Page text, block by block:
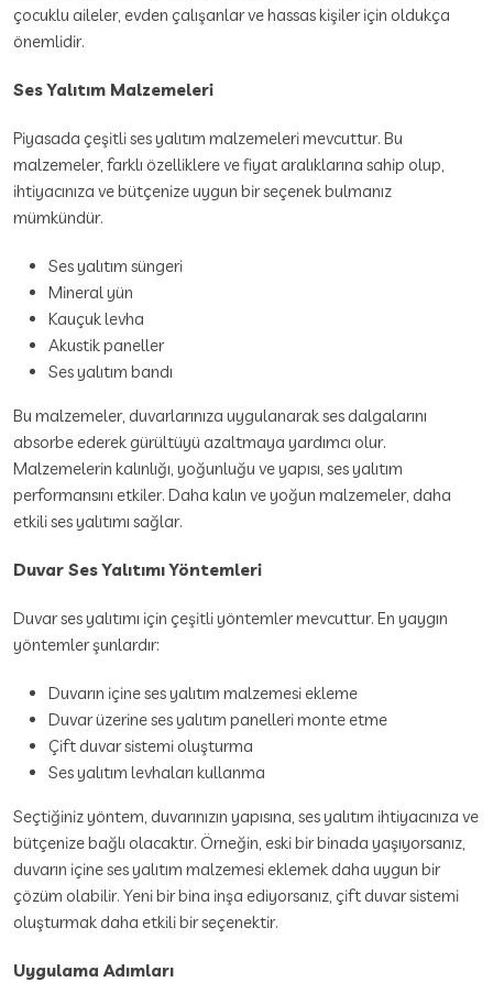
çocuklu aileler, evden çalışanlar ve hassas kişiler için oldukça
önemlidir.
Ses Yalıtım Malzemeleri
Piyasada çeşitli ses yalıtım malzemeleri mevcuttur. Bu
malzemeler, farklı özelliklere ve fiyat aralıklarına sahip olup,
ihtiyacınıza ve bütçenize uygun bir seçenek bulmanız
mümkündür.
Ses yalıtım süngeri
Mineral yün
Kauçuk levha
Akustik paneller
Ses yalıtım bandı
Bu malzemeler, duvarlarınıza uygulanarak ses dalgalarını
absorbe ederek gürültüyü azaltmaya yardımcı olur.
Malzemelerin kalınlığı, yoğunluğu ve yapısı, ses yalıtım
performansını etkiler. Daha kalın ve yoğun malzemeler, daha
etkili ses yalıtımı sağlar.
Duvar Ses Yalıtımı Yöntemleri
Duvar ses yalıtımı için çeşitli yöntemler mevcuttur. En yaygın
yöntemler şunlardır:
Duvarın içine ses yalıtım malzemesi ekleme
Duvar üzerine ses yalıtım panelleri monte etme
Çift duvar sistemi oluşturma
Ses yalıtım levhaları kullanma
Seçtiğiniz yöntem, duvarınızın yapısına, ses yalıtım ihtiyacınıza ve
bütçenize bağlı olacaktır. Örneğin, eski bir binada yaşıyorsanız,
duvarın içine ses yalıtım malzemesi eklemek daha uygun bir
çözüm olabilir. Yeni bir bina inşa ediyorsanız, çift duvar sistemi
oluşturmak daha etkili bir seçenektir.
Uygulama Adımları